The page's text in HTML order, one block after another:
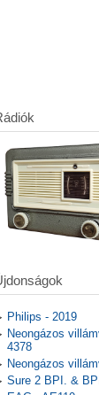
Philips - 2019
Neongázos
4378
Neongázos
Sure 2 BPI. &